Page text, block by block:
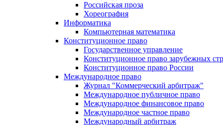
Российская проза
Хореография
Информатика
Компьютерная математика
Конституционное право
Государственное управление
Конституционное право зарубежных
Конституционное право России
Международное право
Журнал "Коммерческий арбитраж"
Международное публичное право
Международное финансовое право
Международное частное право
Международный арбитраж